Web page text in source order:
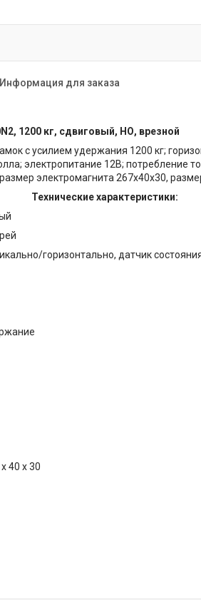
Информация для заказа
1200 кг, сдвиговый, НО, врезной
с усилием удержания 1200 кг;
электропитание 12В; потребление
электромагнита 267х40x30,
Технические характеристики:
горизонтально, датчик
40 х 30